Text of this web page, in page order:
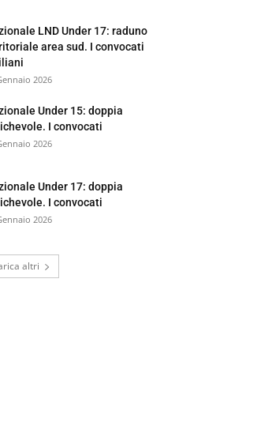
LND Under 17: raduno
area sud. I convocati
2026
Under 15: doppia
I convocati
2026
Under 17: doppia
I convocati
2026
altri